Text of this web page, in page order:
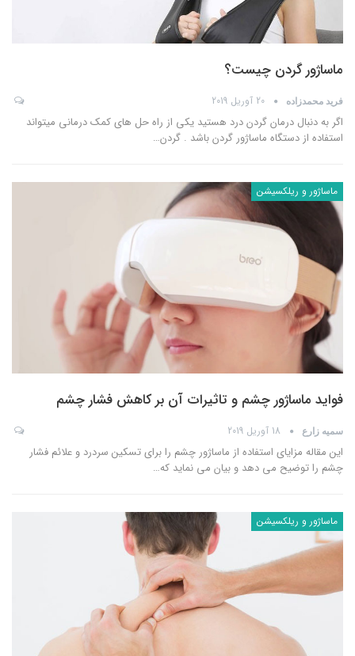
ماساژور گردن چیست؟
فرید محمدزاده 20 آوریل 2019
اگر به دنبال درمان گردن درد هستید یکی از راه حل های کمک درمانی میتواند
استفاده از دستگاه ماساژور گردن باشد . گردن…
ماساژور و ریلکسیشن
فواید ماساژور چشم و تاثیرات آن بر کاهش فشار چشم
سمیه زارع 18 آوریل 2019
این مقاله مزایای استفاده از ماساژور چشم را برای تسکین سردرد و علائم فشار
چشم را توضیح می دهد و بیان می نماید که…
ماساژور و ریلکسیشن